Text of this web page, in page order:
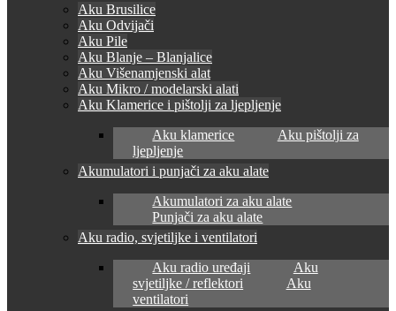
Aku Brusilice
Aku Odvijači
Aku Pile
Aku Blanje – Blanjalice
Aku Višenamjenski alat
Aku Mikro / modelarski alati
Aku Klamerice i pištolji za ljepljenje
Aku klamerice
Aku pištolji za
ljepljenje
Akumulatori i punjači za aku alate
Akumulatori za aku alate
Punjači za aku alate
Aku radio, svjetiljke i ventilatori
Aku radio uređaji
Aku
svjetiljke / reflektori
Aku
ventilatori